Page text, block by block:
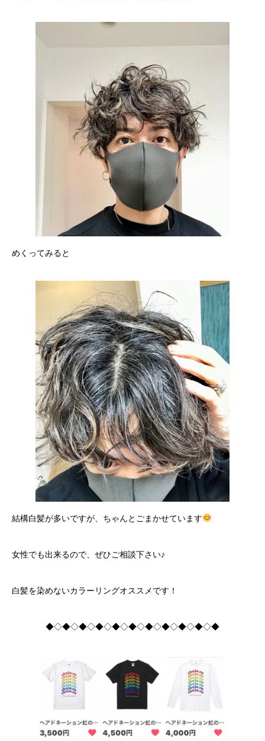
めくってみると
結構白髪が多いですが、ちゃんとごまかせています
女性でも出来るので、ぜひご相談下さい♪
白髪を染めないカラーリングオススメです！
◆◇◆◇◆◇◆◇◆◇◆◇◆◇◆◇◆◇◆◇◆